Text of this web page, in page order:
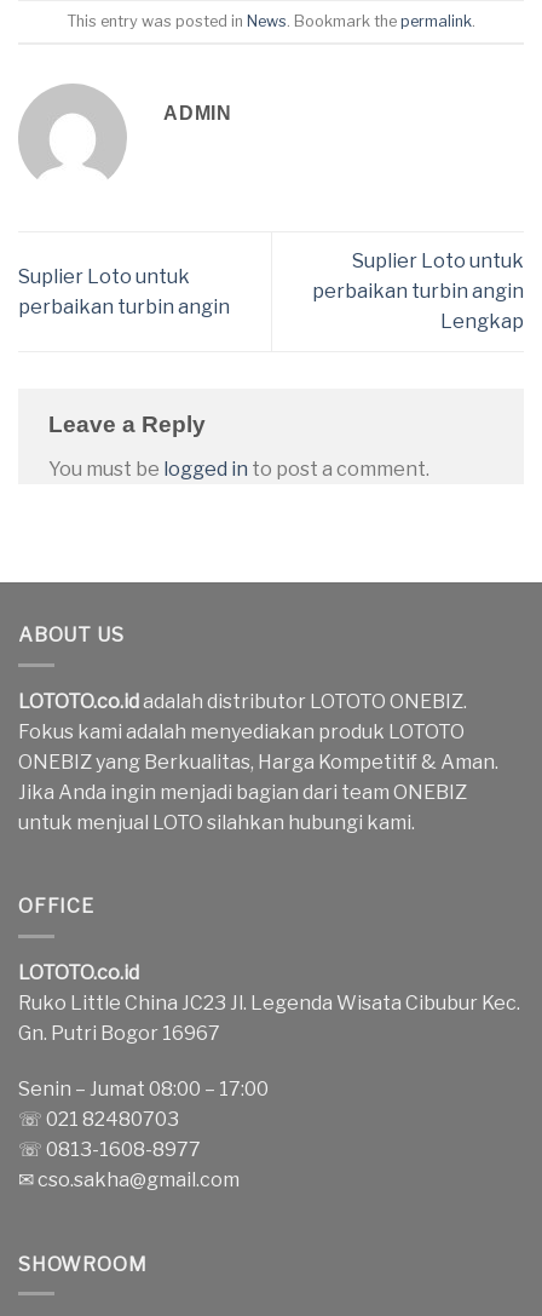
This entry was posted in News . Bookmark the permalink
ADMIN
Suplier Loto untuk
perbaikan turbin angin
Suplier Loto untuk
perbaikan turbin angin
Lengkap
Leave a Reply
You must be logged in to post a comment.
ABOUT US
LOTOTO.co.idadalah distributor LOTOTO ONEBIZ.
Fokus kami adalah menyediakan produk LOTOTO
ONEBIZ yang Berkualitas, Harga Kompetitif & Aman.
Jika Anda ingin menjadi bagian dari team ONEBIZ
untuk menjual LOTO silahkan hubungi kami.
OFFICE
LOTOTO.co.id
Ruko Little China JC23 Jl. Legenda Wisata Cibubur Kec.
Gn. Putri Bogor 16967
Senin – Jumat 08:00 – 17:00
☏ 021 82480703
☏ 0813-1608-8977
✉cso.sakha@gmail.com
SHOWROOM